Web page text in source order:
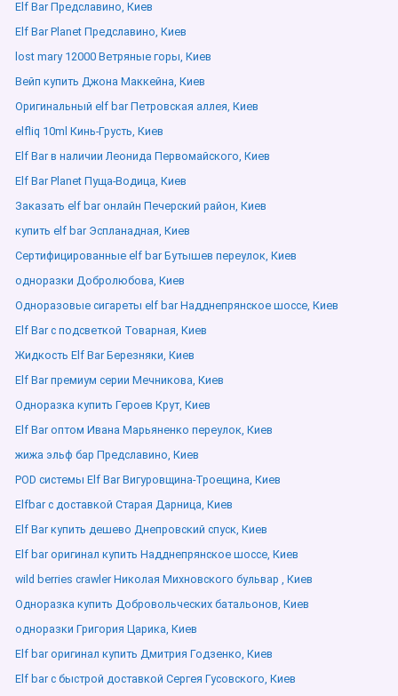
Elf Bar Предславино, Киев
Elf Bar Planet Предславино, Киев
lost mary 12000 Ветряные горы, Киев
Вейп купить Джона Маккейна, Киев
Оригинальный elf bar Петровская аллея, Киев
elfliq 10ml Кинь-Грусть, Киев
Elf Bar в наличии Леонида Первомайского, Киев
Elf Bar Planet Пуща-Водица, Киев
Заказать elf bar онлайн Печерский район, Киев
купить elf bar Эспланадная, Киев
Сертифицированные elf bar Бутышев переулок, Киев
одноразки Добролюбова, Киев
Одноразовые сигареты elf bar Надднепрянское шоссе, Киев
Elf Bar с подсветкой Товарная, Киев
Жидкость Elf Bar Березняки, Киев
Elf Bar премиум серии Мечникова, Киев
Одноразка купить Героев Крут, Киев
Elf Bar оптом Ивана Марьяненко переулок, Киев
жижа эльф бар Предславино, Киев
POD системы Elf Bar Вигуровщина-Троещина, Киев
Elfbar с доставкой Старая Дарница, Киев
Elf Bar купить дешево Днепровский спуск, Киев
Elf bar оригинал купить Надднепрянское шоссе, Киев
wild berries crawler Николая Михновского бульвар , Киев
Одноразка купить Добровольческих батальонов, Киев
одноразки Григория Царика, Киев
Elf bar оригинал купить Дмитрия Годзенко, Киев
Elf bar с быстрой доставкой Сергея Гусовского, Киев